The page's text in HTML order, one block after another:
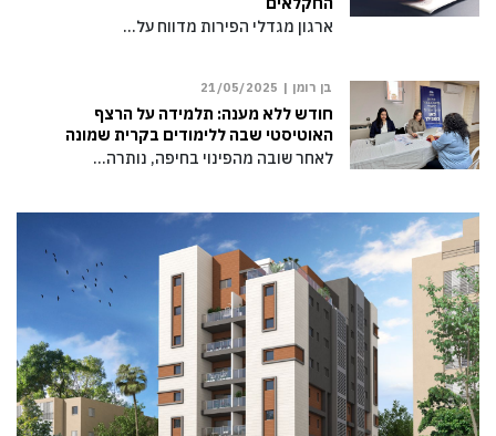
ארגון מגדלי הפירות מדווח על…
בן רומן | 21/05/2025
חודש ללא מענה: תלמידה על הרצף
האוטיסטי שבה ללימודים בקרית שמונה
לאחר שובה מהפינוי בחיפה, נותרה…